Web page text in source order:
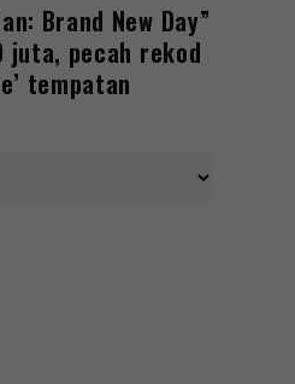
Brand New Day”
juta, pecah rekod
tempatan